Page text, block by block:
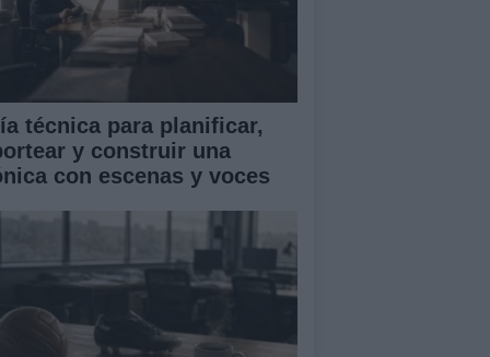
técnica para planificar,
y construir una
con escenas y voces